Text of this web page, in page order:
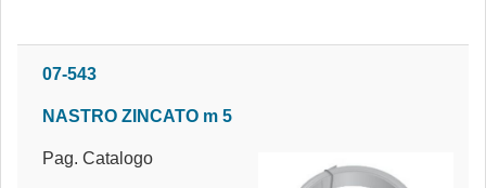
07-543
NASTRO ZINCATO m 5
Pag. Catalogo